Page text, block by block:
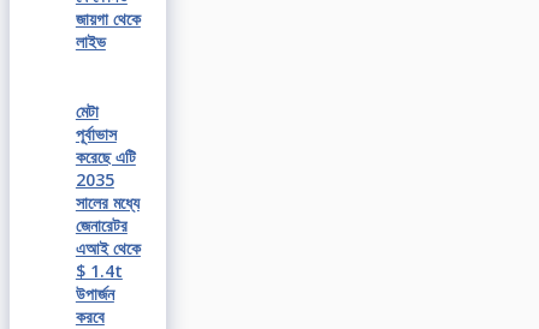
জায়গা থেকে
লাইভ
মেটা
পূর্বাভাস
করেছে এটি
2035
সালের মধ্যে
জেনারেটর
এআই থেকে
$ 1.4t
উপার্জন
করবে